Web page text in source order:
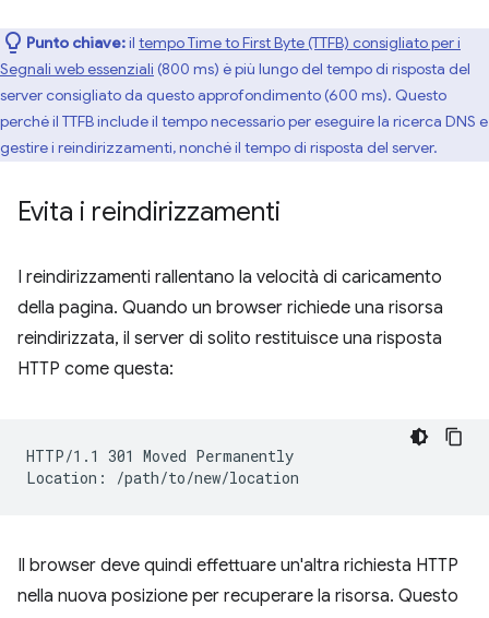
Punto chiave:il tempo Time to First Byte (TTFB) consigliato per i
Segnali web essenziali (800 ms) è più lungo del tempo di risposta del
server consigliato da questo approfondimento (600 ms). Questo
perché il TTFB include il tempo necessario per eseguire la ricerca DNS e
gestire i reindirizzamenti, nonché il tempo di risposta del server.
Evita i reindirizzamenti
I reindirizzamenti rallentano la velocità di caricamento
della pagina. Quando un browser richiede una risorsa
reindirizzata, il server di solito restituisce una risposta
HTTP come questa:
HTTP/1.1 301 Moved Permanently
Il browser deve quindi effettuare un'altra richiesta HTTP
nella nuova posizione per recuperare la risorsa. Questo